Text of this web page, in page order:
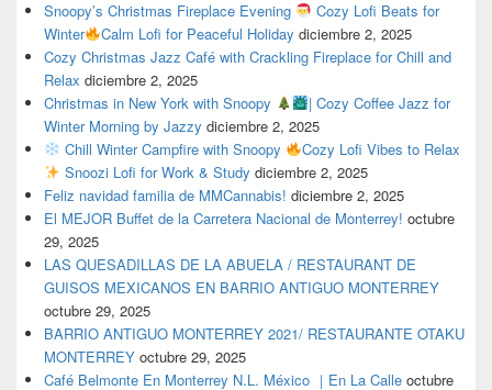
Snoopy’s Christmas Fireplace Evening
Cozy Lofi Beats for
Winter
Calm Lofi for Peaceful Holiday diciembre 2, 2025
Cozy Christmas Jazz Café with Crackling Fireplace for Chill and
Relax diciembre 2, 2025
Christmas in New York with Snoopy
| Cozy Coffee Jazz for
Winter Morning by Jazzy diciembre 2, 2025
Chill Winter Campfire with Snoopy
Cozy Lofi Vibes to Relax
Snoozi Lofi for Work & Study diciembre 2, 2025
Feliz navidad familia de MMCannabis! diciembre 2, 2025
El MEJOR Buffet de la Carretera Nacional de Monterrey! octubre
29, 2025
LAS QUESADILLAS DE LA ABUELA / RESTAURANT DE
GUISOS MEXICANOS EN BARRIO ANTIGUO MONTERREY
octubre 29, 2025
BARRIO ANTIGUO MONTERREY 2021/ RESTAURANTE OTAKU
MONTERREY octubre 29, 2025
Café Belmonte En Monterrey N.L. México ｜En La Calle octubre